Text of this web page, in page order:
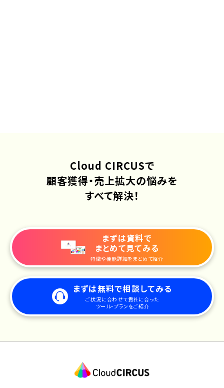
Cloud CIRCUSで
顧客獲得・売上拡大の悩みを
すべて解決！
まずは資料で
まとめて見てみる
特徴や機能詳細をまとめて紹介
まずは無料で相談してみる
ご状況に合わせて貴社に合った
ツール・プランをご紹介